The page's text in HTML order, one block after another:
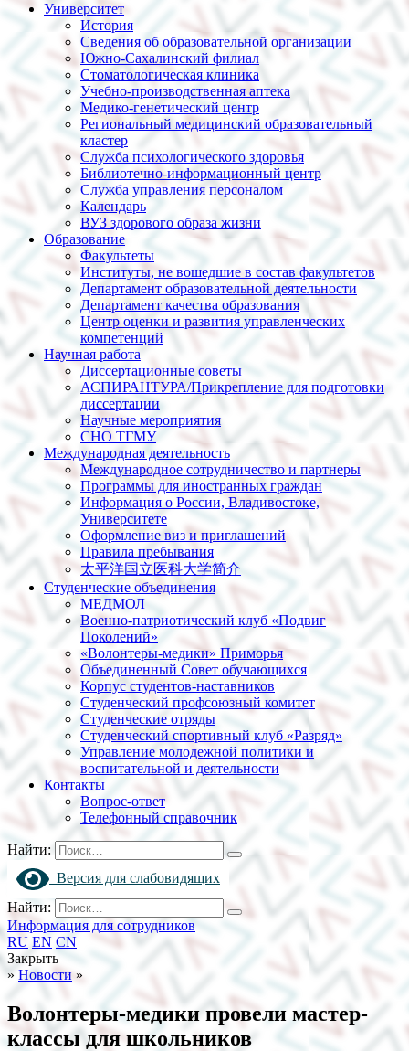
Университет
История
Сведения об образовательной организации
Южно-Сахалинский филиал
Стоматологическая клиника
Учебно-производственная аптека
Медико-генетический центр
Региональный медицинский образовательный
кластер
Служба психологического здоровья
Библиотечно-информационный центр
Служба управления персоналом
Календарь
ВУЗ здорового образа жизни
Образование
Факультеты
Институты, не вошедшие в состав факультетов
Департамент образовательной деятельности
Департамент качества образования
Центр оценки и развития управленческих
компетенций
Научная работа
Диссертационные советы
АСПИРАНТУРА/Прикрепление для подготовки
диссертации
Научные мероприятия
СНО ТГМУ
Международная деятельность
Международное сотрудничество и партнеры
Программы для иностранных граждан
Информация о России, Владивостоке,
Университете
Оформление виз и приглашений
Правила пребывания
太平洋国立医科大学简介
Студенческие объединения
МЕДМОЛ
Военно-патриотический клуб «Подвиг
Поколений»
«Волонтеры-медики» Приморья
Объединенный Совет обучающихся
Корпус студентов-наставников
Студенческий профсоюзный комитет
Студенческие отряды
Студенческий спортивный клуб «Разряд»
Управление молодежной политики и
воспитательной и деятельности
Контакты
Вопрос-ответ
Телефонный справочник
Найти:
Версия для слабовидящих
Найти:
Информация для сотрудников
RU EN CN
Закрыть
» Новости »
Волонтеры-медики провели мастер-
классы для школьников